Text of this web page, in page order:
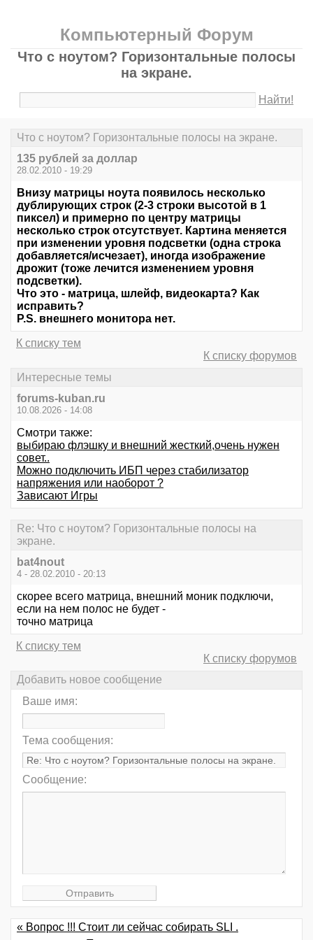
Компьютерный Форум
Что с ноутом? Горизонтальные полосы
на экране.
Найти!
Что с ноутом? Горизонтальные полосы на экране.
135 рублей за доллар
28.02.2010 - 19:29
Внизу матрицы ноута появилось несколько
дублирующих строк (2-3 строки высотой в 1
пиксел) и примерно по центру матрицы
несколько строк отсутствует. Картина меняется
при изменении уровня подсветки (одна строка
добавляется/исчезает), иногда изображение
дрожит (тоже лечится изменением уровня
подсветки).
Что это - матрица, шлейф, видеокарта? Как
исправить?
P.S. внешнего монитора нет.
К списку тем
К списку форумов
Интересные темы
forums-kuban.ru
10.08.2026 - 14:08
Смотри также:
выбираю флэшку и внешний жесткий,очень нужен
совет..
Можно подключить ИБП через стабилизатор
напряжения или наоборот ?
Зависают Игры
Re: Что с ноутом? Горизонтальные полосы на
экране.
bat4nout
4 - 28.02.2010 - 20:13
скорее всего матрица, внешний моник подключи,
если на нем полос не будет -
точно матрица
К списку тем
К списку форумов
Добавить новое сообщение
Ваше имя:
Тема сообщения:
Сообщение:
« Вопрос !!! Стоит ли сейчас собирать SLI .